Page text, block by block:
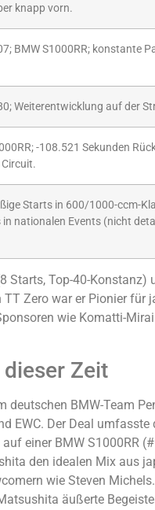
knapp vorn.
BMW S1000RR; konstante
Weiterentwicklung auf der
-108.521 Sekunden
Starts in 600/1000-ccm-
in nationalen Events (nicht
Starts, Top-40-Konstanz)
Zero war er Pionier für
wie Komatti-
Zeit
deutschen BMW-Team
EWC. Der Deal umfasste
einer BMW S1000RR
den idealen Mix aus
wie Steven
äußerte